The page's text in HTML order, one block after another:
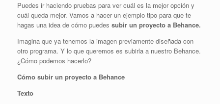
Puedes ir haciendo pruebas para ver cuál es la mejor opción y
cuál queda mejor. Vamos a hacer un ejemplo tipo para que te
hagas una idea de cómo puedes subir un proyecto a Behance.
Imagina que ya tenemos la imagen previamente diseñada con
otro programa. Y lo que queremos es subirla a nuestro Behance.
¿Cómo podemos hacerlo?
Cómo subir un proyecto a Behance
Texto